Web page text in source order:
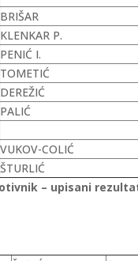
BRIŠAR
KLENKAR P.
PENIĆ I.
TOMETIĆ
DEREŽIĆ
PALIĆ
VUKOV-COLIĆ
ŠTURLIĆ
– upisani